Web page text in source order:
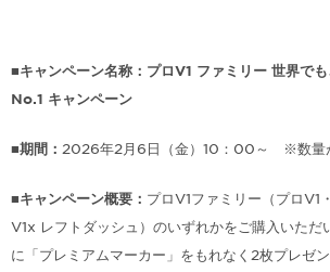
■キャンペーン名称：プロV1 ファミリー 世界で
No.1 キャンペーン
■期間： 2026年2月6日（金）10：00～ ※数量
■キャンペーン概要： プロV1ファミリー（プロV1
V1x レフトダッシュ）のいずれかをご購入いただ
に「プレミアムマーカー」をもれなく2枚プレゼン